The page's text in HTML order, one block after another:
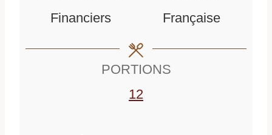
u
s
e
Financiers
Française
PORTIONS
12